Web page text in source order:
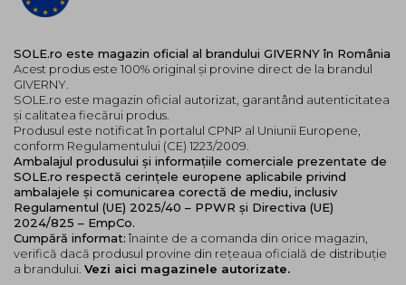
SOLE.ro este magazin oficial al brandului GIVERNY în România
Acest produs este 100% original și provine direct de la brandul
GIVERNY.
SOLE.ro este magazin oficial autorizat, garantând autenticitatea
și calitatea fiecărui produs.
Produsul este notificat în portalul CPNP al Uniunii Europene,
conform Regulamentului (CE) 1223/2009.
Ambalajul produsului și informațiile comerciale prezentate de
SOLE.ro respectă cerințele europene aplicabile privind
ambalajele și comunicarea corectă de mediu, inclusiv
Regulamentul (UE) 2025/40 – PPWR și Directiva (UE)
2024/825 – EmpCo.
Cumpără informat: înainte de a comanda din orice magazin,
verifică dacă produsul provine din rețeaua oficială de distribuție
a brandului. Vezi aici magazinele autorizate.